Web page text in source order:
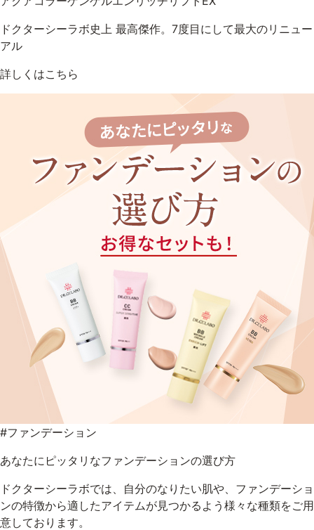
ドクターシーラボ史上 最高傑作。7度目にして最大のリニュー
アル
詳しくはこちら
#ファンデーション
あなたにピッタリなファンデーションの選び方
ドクターシーラボでは、自分のなりたい肌や、ファンデーショ
ンの特徴から適したアイテムが見つかるよう様々な種類をご用
意しております。